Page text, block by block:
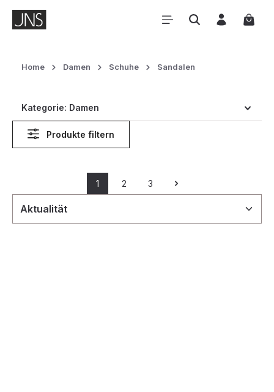
Zum Hauptinhalt springen
Home Damen Schuhe Sandalen
Kategorie: Damen
Produkte filtern
Seite
1
Seite
2
Seite
3